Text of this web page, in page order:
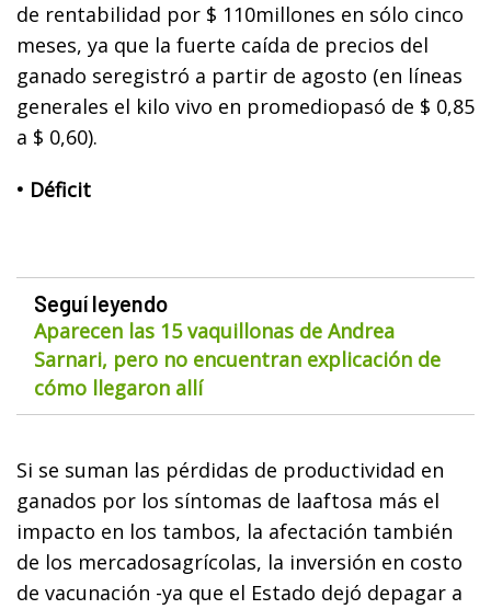
de rentabilidad por $ 110millones en sólo cinco
meses, ya que la fuerte caída de precios del
ganado seregistró a partir de agosto (en líneas
generales el kilo vivo en promediopasó de $ 0,85
a $ 0,60).
• Déficit
Seguí leyendo
Aparecen las 15 vaquillonas de Andrea
Sarnari, pero no encuentran explicación de
cómo llegaron allí
Si se suman las pérdidas de productividad en
ganados por los síntomas de laaftosa más el
impacto en los tambos, la afectación también
de los mercadosagrícolas, la inversión en costo
de vacunación -ya que el Estado dejó depagar a